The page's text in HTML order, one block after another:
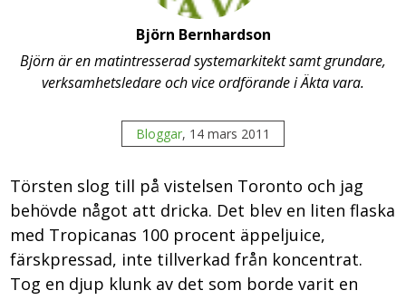
Björn Bernhardson
Björn är en matintresserad systemarkitekt samt grundare,
verksamhetsledare och vice ordförande i Äkta vara.
Bloggar, 14 mars 2011
Törsten slog till på vistelsen Toronto och jag
behövde något att dricka. Det blev en liten flaska
med Tropicanas 100 procent äppeljuice,
färskpressad, inte tillverkad från koncentrat.
Tog en djup klunk av det som borde varit en